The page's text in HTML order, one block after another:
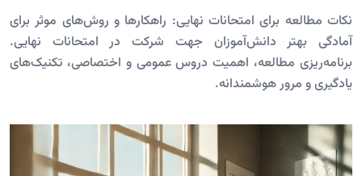
نکات مطالعه برای امتحانات نهایی: راهکارها و روش‌های موثر برای
آمادگی بهتر دانش‌آموزان جهت شرکت در امتحانات نهایی.
برنامه‌ریزی مطالعه، اهمیت دروس عمومی و اختصاصی، تکنیک‌های
یادگیری و مرور هوشمندانه.